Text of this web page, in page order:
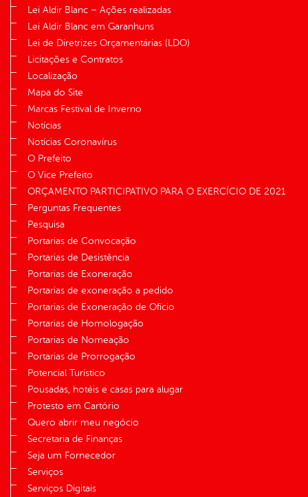
Lei Aldir Blanc – Ações realizadas
Lei Aldir Blanc em Garanhuns
Lei de Diretrizes Orçamentárias (LDO)
Licitações e Contratos
Localização
Mapa do Site
Marcas Festival de Inverno
Notícias
Notícias Coronavírus
O Prefeito
O Vice Prefeito
ORÇAMENTO PARTICIPATIVO PARA O EXERCÍCIO DE 2021
Perguntas Frequentes
Pesquisa
Portarias de Convocação
Portarias de Desistência
Portarias de Exoneração
Portarias de exoneração a pedido
Portarias de Exoneração de Ofício
Portarias de Homologação
Portarias de Nomeação
Portarias de Prorrogação
Potencial Turístico
Pousadas, hotéis e casas para alugar
Protesto em Cartório
Quero abrir meu negócio
Secretaria de Finanças
Seja um Fornecedor
Serviços
Serviços Digitais